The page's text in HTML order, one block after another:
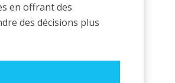
en offrant des
des décisions plus